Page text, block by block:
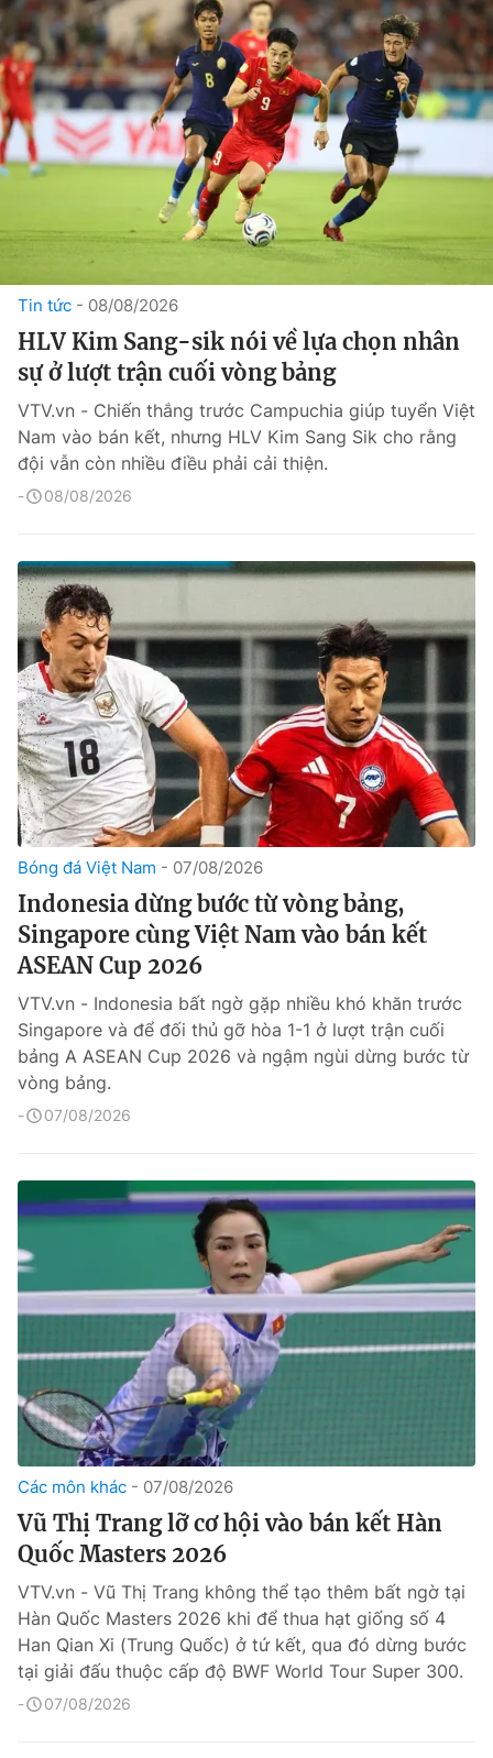
Tin tức 08/08/2026
HLV Kim Sang-sik nói về lựa chọn nhân
sự ở lượt trận cuối vòng bảng
VTV.vn - Chiến thắng trước Campuchia giúp tuyển Việt
Nam vào bán kết, nhưng HLV Kim Sang Sik cho rằng
đội vẫn còn nhiều điều phải cải thiện.
08/08/2026
Bóng đá Việt Nam 07/08/2026
Indonesia dừng bước từ vòng bảng,
Singapore cùng Việt Nam vào bán kết
ASEAN Cup 2026
VTV.vn - Indonesia bất ngờ gặp nhiều khó khăn trước
Singapore và để đối thủ gỡ hòa 1-1 ở lượt trận cuối
bảng A ASEAN Cup 2026 và ngậm ngùi dừng bước từ
vòng bảng.
07/08/2026
Các môn khác 07/08/2026
Vũ Thị Trang lỡ cơ hội vào bán kết Hàn
Quốc Masters 2026
VTV.vn - Vũ Thị Trang không thể tạo thêm bất ngờ tại
Hàn Quốc Masters 2026 khi để thua hạt giống số 4
Han Qian Xi (Trung Quốc) ở tứ kết, qua đó dừng bước
tại giải đấu thuộc cấp độ BWF World Tour Super 300.
07/08/2026